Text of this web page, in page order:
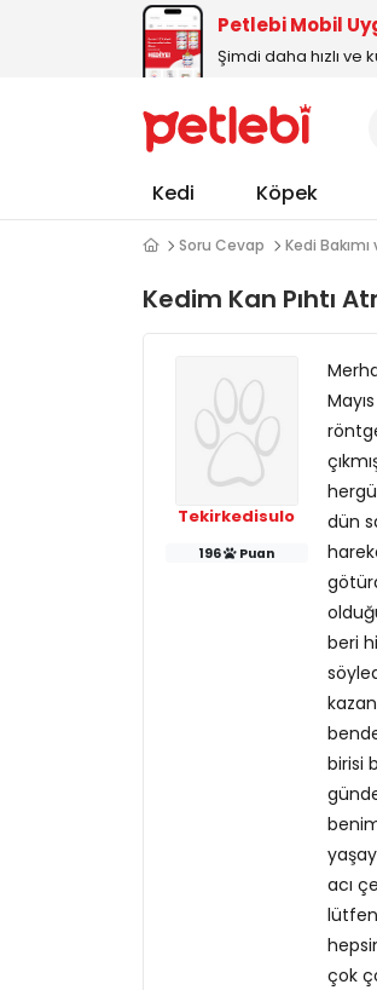
Petlebi Mobil
Şimdi daha hızlı ve
Kedi Köpek
Soru Cevap Kedi Bakımı
Kedim Kan Pıhtı
Tekirkedisulo
196 Puan
dün
beri
birisi
acı
çok